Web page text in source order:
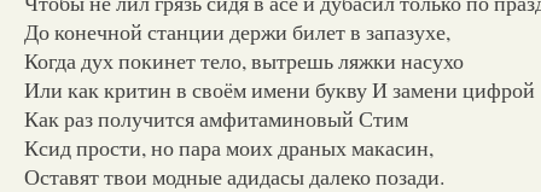
До конечной станции держи билет в запазухе,
Когда дух покинет тело, вытрешь ляжки насухо
Или как критин в своём имени букву И замени цифрой
Как раз получится амфитаминовый Стим
Ксид прости, но пара моих драных макасин,
Оставят твои модные адидасы далеко позади.